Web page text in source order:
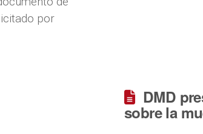
por
DMD
sobre la